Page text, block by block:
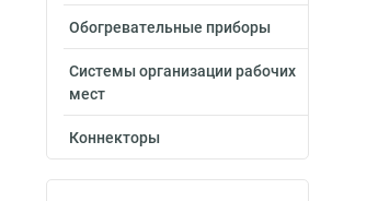
Обогревательные приборы
Системы организации рабочих
мест
Коннекторы